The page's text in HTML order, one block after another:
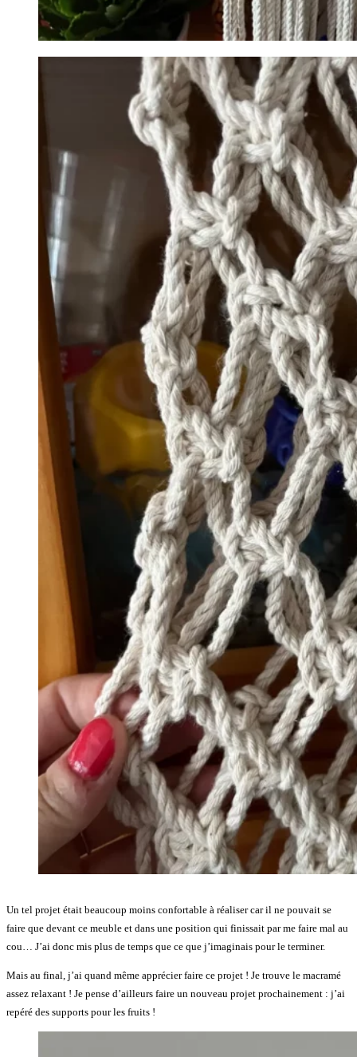
Un tel projet était beaucoup moins confortable à réaliser car il ne pouvait se
faire que devant ce meuble et dans une position qui finissait par me faire mal au
cou… J’ai donc mis plus de temps que ce que j’imaginais pour le terminer.
Mais au final, j’ai quand même apprécier faire ce projet ! Je trouve le macramé
assez relaxant ! Je pense d’ailleurs faire un nouveau projet prochainement : j’ai
repéré des supports pour les fruits !